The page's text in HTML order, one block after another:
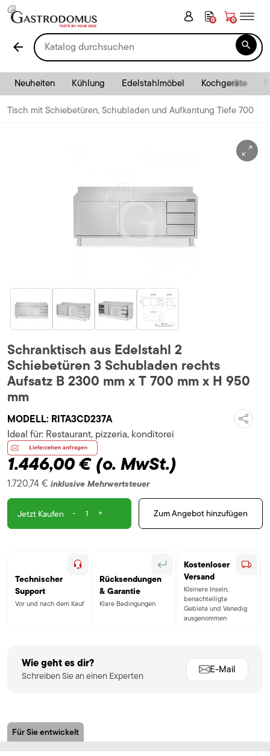
0 0
arrow_back 
Neuheiten Kühlung Edelstahlmöbel Kochgeräte
Tisch mit Schiebetüren, Schubladen und Aufkantung Tiefe 700
Schranktisch aus Edelstahl 2
Schiebetüren 3 Schubladen rechts
Aufsatz B 2300 mm x T 700 mm x H 950
mm
MODELL: RITA3CD237A
1.446,00 €(o. MwSt.)
1.720,74 € inklusive Mehrwertsteuer
Ideal für: Restaurant, pizzeria, konditorei
Jetzt Kaufen - + Zum Angebot hinzufügen
Technischer
Support
Vor und nach dem Kauf
Rücksendungen
& Garantie
Klare Bedingungen
Kostenloser
Versand
Kleinere Inseln,
benachteiligte
Gebiete und Venedig
ausgenommen
Wie geht es dir?
Schreiben Sie an einen Experten
E-Mail
Für Sie entwickelt